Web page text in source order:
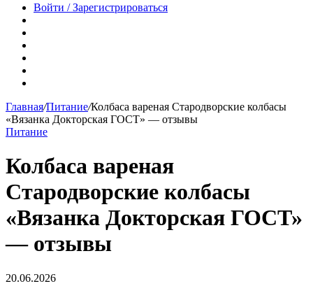
статья
Войти / Зарегистрироваться
Главная/Питание/Колбаса вареная Стародворские колбасы
«Вязанка Докторская ГОСТ» — отзывы
Питание
Колбаса вареная
Стародворские колбасы
«Вязанка Докторская ГОСТ»
— отзывы
20.06.2026